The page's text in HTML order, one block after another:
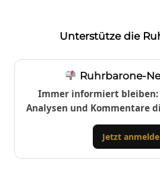
Unterstütze die
Ruhrbarone-
Immer informiert bleiben:
Analysen und Kommentare
Jetzt